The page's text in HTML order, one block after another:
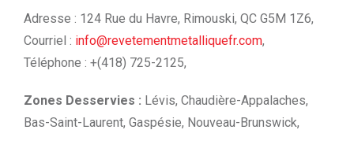
Adresse : 124 Rue du Havre, Rimouski, QC G5M 1Z6,
Courriel : info@revetementmetalliquefr.com,
Téléphone : +(418) 725-2125,
Zones Desservies : Lévis, Chaudière-Appalaches,
Bas-Saint-Laurent, Gaspésie, Nouveau-Brunswick,